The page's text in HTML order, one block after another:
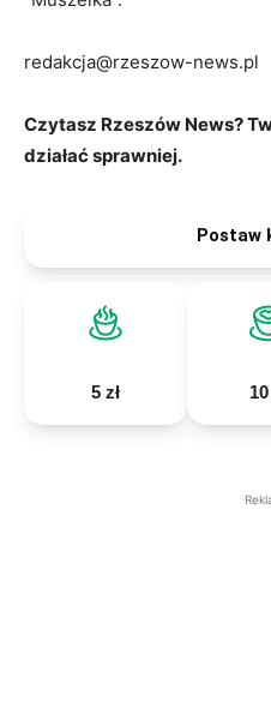
redakcja@rzeszow-news.pl
Czytasz Rzeszów News?
działać sprawniej.
Postaw
5 zł 10